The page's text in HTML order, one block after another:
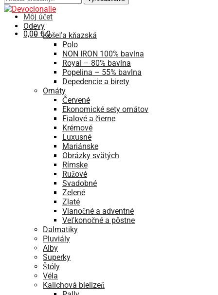
Môj účet
0,00 € 0
Odevy
Košeľa kňazská
Polo
NON IRON 100% bavlna
Royal – 80% bavlna
Popelina – 55% bavlna
Depedencie a birety
Ornáty
Červené
Ekonomické sety ornátov
Fialové a čierne
Krémové
Luxusné
Mariánske
Obrázky svätých
Rímske
Ružové
Svadobné
Zelené
Zlaté
Vianočné a adventné
Veľkonočné a pôstne
Dalmatiky
Pluviály
Alby
Superky
Štóly
Véla
Kalichová bielizeň